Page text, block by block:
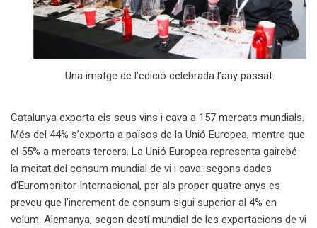
Una imatge de l’edició celebrada l’any passat.
Catalunya exporta els seus vins i cava a 157 mercats mundials.
Més del 44% s’exporta a països de la Unió Europea, mentre que
el 55% a mercats tercers. La Unió Europea representa gairebé
la meitat del consum mundial de vi i cava: segons dades
d’Euromonitor Internacional, per als proper quatre anys es
preveu que l’increment de consum sigui superior al 4% en
volum. Alemanya, segon destí mundial de les exportacions de vi